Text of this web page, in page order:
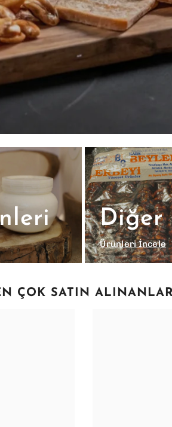
Diğer
Ürünleri İncele
ÇOK SATIN ALINANLAR